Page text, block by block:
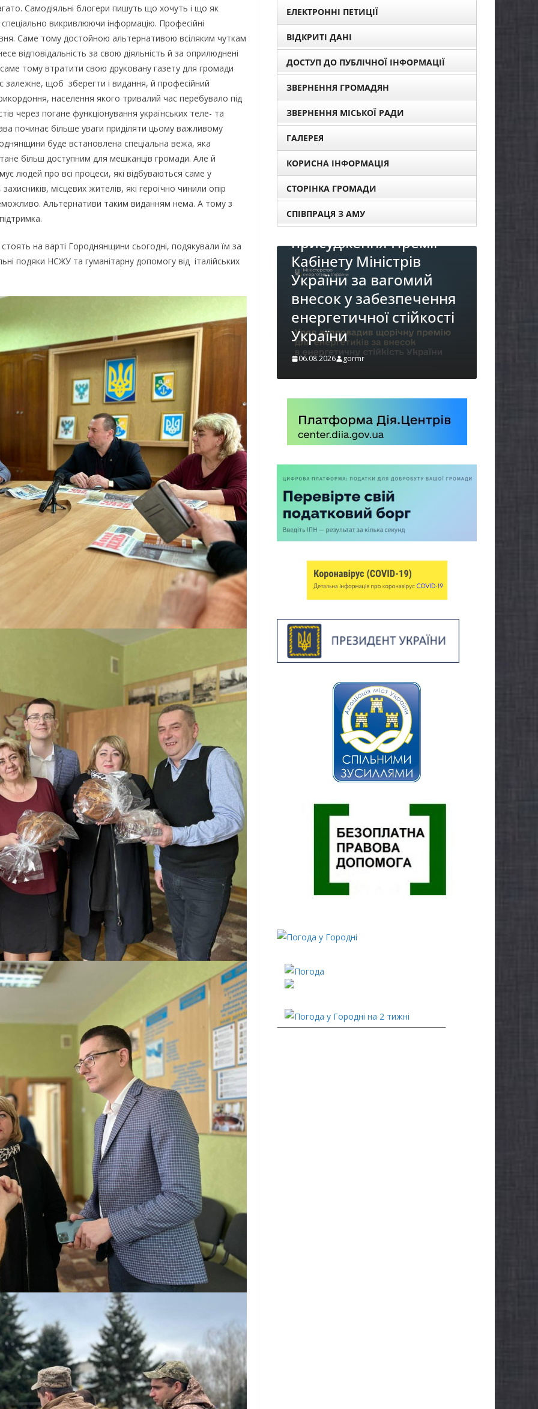
Самодіяльні блогери пишуть що хочуть і що як
викривлюючи інформацію. Професійні
Саме тому достойною альтернативою всіляким чуткам
відповідальність за свою діяльність й за оприлюднені
тому втратити свою друковану газету для громади
щоб зберегти і видання, й професійний
населення якого тривалий час перебувало під
через погане функціонування українських теле- та
починає більше уваги приділяти цьому важливому
буде встановлена спеціальна вежа, яка
більш доступним для мешканців громади. Але й
людей про всі процеси, які відбуваються саме у
місцевих жителів, які героїчно чинили опір
Альтернативи таким виданням нема. А тому з
на варті Городнянщини сьогодні, подякували їм за
подяки НСЖУ та гуманітарну допомогу від італійських
ЕЛЕКТРОННІ ПЕТИЦІЇ
ВІДКРИТІ ДАНІ
ДОСТУП ДО ПУБЛІЧНОЇ ІНФОРМАЦІЇ
ЗВЕРНЕННЯ ГРОМАДЯН
ЗВЕРНЕННЯ МІСЬКОЇ РАДИ
ГАЛЕРЕЯ
КОРИСНА ІНФОРМАЦІЯ
СТОРІНКА ГРОМАДИ
СПІВПРАЦЯ З АМУ
ОГОЛОШЕННЯ
Оголошення про
присудження Премії
Кабінету Міністрів
внесок у забезпечення
енергетичної стійкості
України
06.08.2026
НОВИНИ
До уваги представників
бізнесу!
06.08.2026 gormr